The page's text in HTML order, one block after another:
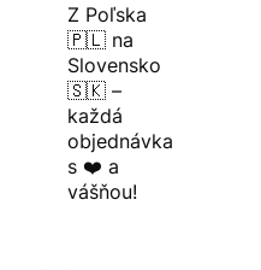
Z Poľska
🇵🇱 na
Slovensko
🇸🇰 –
každá
objednávka
s ❤️ a
vášňou!